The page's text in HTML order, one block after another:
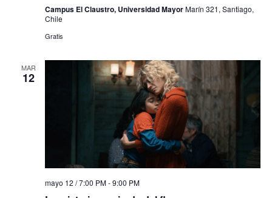
Campus El Claustro, Universidad MayorMarín 321, Santiago,
Chile
Gratis
MAR
12
mayo 12 / 7:00 PM-9:00 PM